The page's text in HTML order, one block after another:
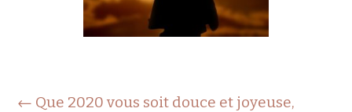
← Que 2020 vous soit douce et joyeuse,